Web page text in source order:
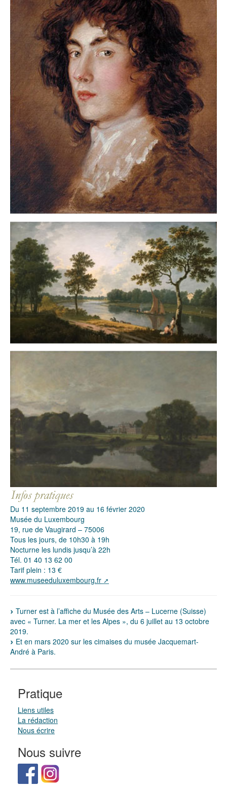
Du 11 septembre 2019 au 16 février 2020
Musée du Luxembourg
19, rue de Vaugirard – 75006
Tous les jours, de 10h30 à 19h
Nocturne les lundis jusqu’à 22h
Tél. 01 40 13 62 00
Tarif plein : 13 €
www.museeduluxembourg.fr
Turner est à l’affiche du Musée des Arts – Lucerne (Suisse)
avec « Turner. La mer et les Alpes », du 6 juillet au 13 octobre
2019.
Et en mars 2020 sur les cimaises du musée Jacquemart-
André à Paris.
Pratique
Liens utiles
La rédaction
Nous écrire
Nous suivre